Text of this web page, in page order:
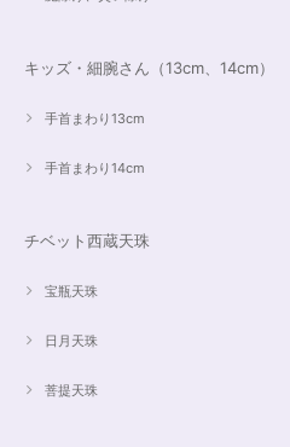
キッズ・細腕さん（13cm、14cm）
手首まわり13cm
手首まわり14cm
チベット西蔵天珠
宝瓶天珠
日月天珠
菩提天珠